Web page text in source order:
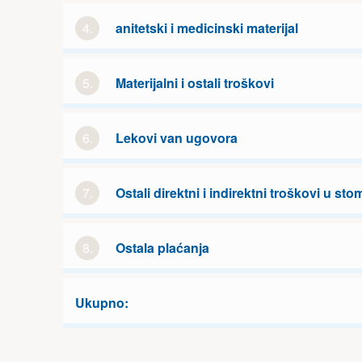
4. anitetski i medicinski materijal
5. Materijalni i ostali troškovi
6. Lekovi van ugovora
7. Ostali direktni i indirektni troškovi u
8. Ostala plaćanja
Ukupno: